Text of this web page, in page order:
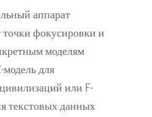
аппарат
фокусировки и
моделям
модель для
или F-
текстовых данных